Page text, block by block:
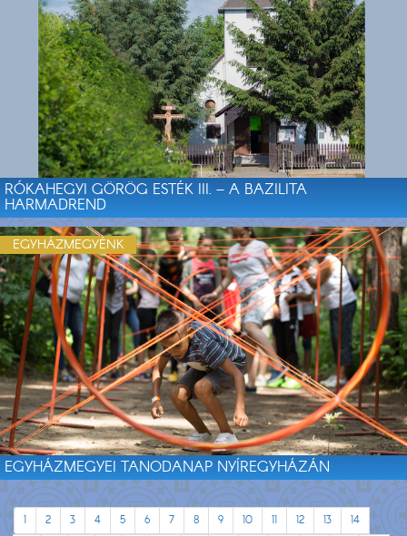
RÓKAHEGYI GÖRÖG ESTÉK III. – A BAZILITA
HARMADREND
EGYHÁZMEGYEI TANODANAP NYÍREGYHÁZÁN
EGYHÁZMEGYÉNK
1 2 3 4 5 6 7 8 9 10 11 12 13
14